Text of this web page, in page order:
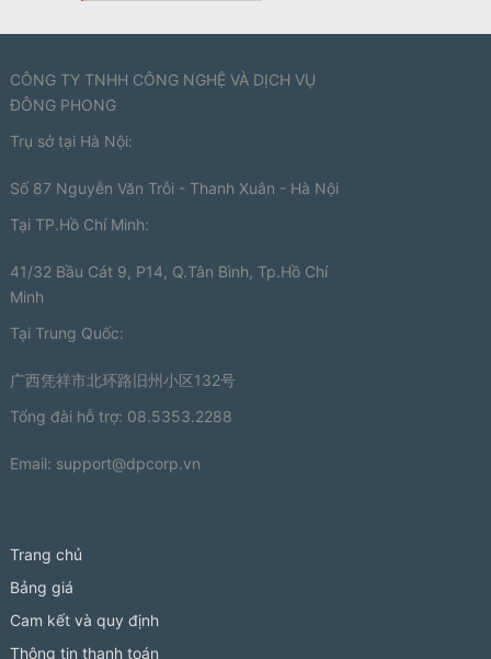
CÔNG TY TNHH CÔNG NGHỆ VÀ DỊCH VỤ
ĐÔNG PHONG
Trụ sở tại Hà Nội:
Số 87 Nguyễn Văn Trỗi - Thanh Xuân - Hà Nội
Tại TP.Hồ Chí Minh:
41/32 Bầu Cát 9, P14, Q.Tân Bình, Tp.Hồ Chí
Minh
Tại Trung Quốc:
广西凭祥市北环路旧州小区132号
Tổng đài hỗ trợ: 08.5353.2288
Email: support@dpcorp.vn
Trang chủ
Bảng giá
Cam kết và quy định
Thông tin thanh toán